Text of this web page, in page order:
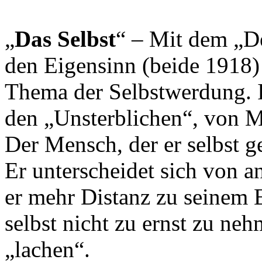
„Das Selbst“ – Mit dem
den Eigensinn (beide
Thema der
den „Unsterblichen“, von
Der Mensch, der er selbst
Er unterscheidet sich von
er mehr Distanz zu seinem
selbst nicht zu ernst zu
„lachen“.